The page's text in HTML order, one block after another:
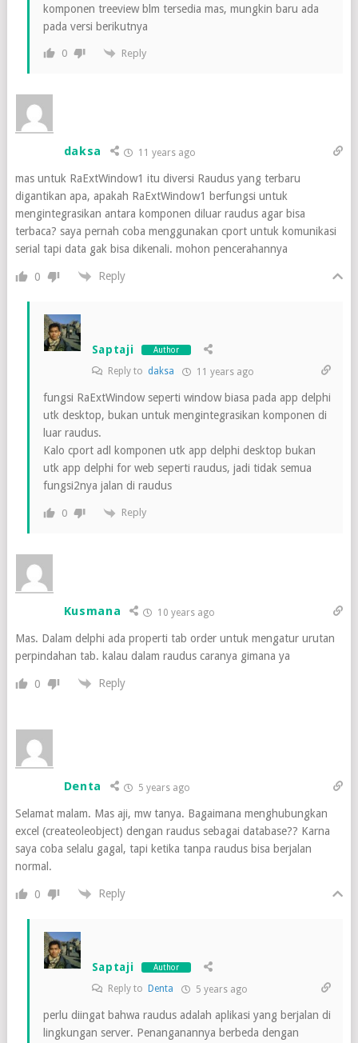
komponen treeview blm tersedia mas, mungkin baru ada
pada versi berikutnya
0 Reply
daksa 11 years ago
mas untuk RaExtWindow1 itu diversi Raudus yang terbaru
digantikan apa, apakah RaExtWindow1 berfungsi untuk
mengintegrasikan antara komponen diluar raudus agar bisa
terbaca? saya pernah coba menggunakan cport untuk komunikasi
serial tapi data gak bisa dikenali. mohon pencerahannya
0 Reply
Saptaji Author
Reply to daksa 11 years ago
fungsi RaExtWindow seperti window biasa pada app delphi
utk desktop, bukan untuk mengintegrasikan komponen di
luar raudus.
Kalo cport adl komponen utk app delphi desktop bukan
utk app delphi for web seperti raudus, jadi tidak semua
fungsi2nya jalan di raudus
0 Reply
Kusmana 10 years ago
Mas. Dalam delphi ada properti tab order untuk mengatur urutan
perpindahan tab. kalau dalam raudus caranya gimana ya
0 Reply
Denta 5 years ago
Selamat malam. Mas aji, mw tanya. Bagaimana menghubungkan
excel (createoleobject) dengan raudus sebagai database?? Karna
saya coba selalu gagal, tapi ketika tanpa raudus bisa berjalan
normal.
0 Reply
Saptaji Author
Reply to Denta 5 years ago
perlu diingat bahwa raudus adalah aplikasi yang berjalan di
lingkungan server. Penanganannya berbeda dengan